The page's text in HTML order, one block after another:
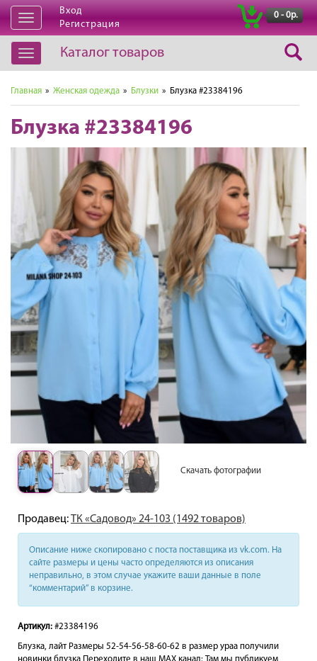
Открыть
навигацию
Вход
Регистрация
0 - 0р.
Открыть
навигацию
Каталог товаров
Главная » Женская одежда » Блузки » Блузка #23384196
Блузка #23384196
Скачать фотографии
Продавец:ТК «Садовод» 24-103 (1492 товаров)
Описание ниже скопировано с поста поставщика из vk.com. На
сайте размеры и цены часто определяются из описания
неправильно, в этом случае укажите ваши данные в поле
“комментарий” в корзине.
Артикул: #23384196
Блузка, лайт Размеры 52-54-56-58-60-62 в размер ураа получили